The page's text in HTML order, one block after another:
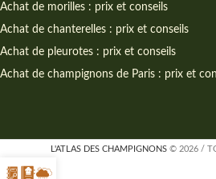
Achat de morilles : prix et conseils
Achat de chanterelles : prix et conseils
Achat de pleurotes : prix et conseils
Achat de champignons de Paris : prix et
L'ATLAS DES CHAMPIGNONS © 2026 /